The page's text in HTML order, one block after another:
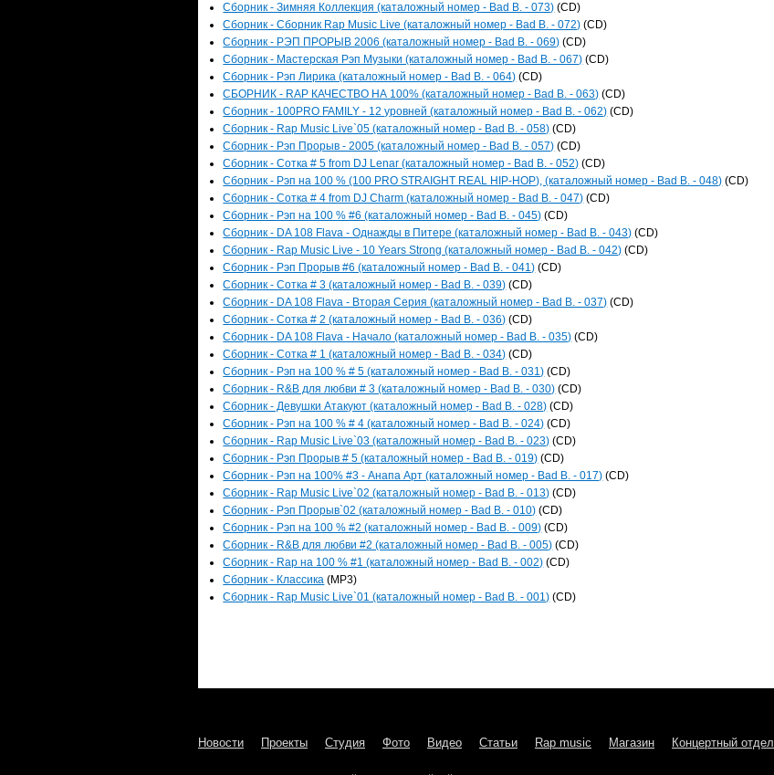
Сборник - Зимняя Коллекция (каталожный номер - Bad B. - 073) (CD)
Сборник - Сборник Rap Music Live (каталожный номер - Bad B. - 072) (CD)
Сборник - РЭП ПРОРЫВ 2006 (каталожный номер - Bad B. - 069) (CD)
Сборник - Мастерская Рэп Музыки (каталожный номер - Bad B. - 067) (CD)
Сборник - Рэп Лирика (каталожный номер - Bad B. - 064) (CD)
СБОРНИК - RAP КАЧЕСТВО НА 100% (каталожный номер - Bad B. - 063) (CD)
Сборник - 100PRO FAMILY - 12 уровней (каталожный номер - Bad B. - 062) (CD)
Сборник - Rap Music Live`05 (каталожный номер - Bad B. - 058) (CD)
Сборник - Рэп Прорыв - 2005 (каталожный номер - Bad B. - 057) (CD)
Сборник - Сотка # 5 from DJ Lenar (каталожный номер - Bad B. - 052) (CD)
Сборник - Рэп на 100 % (100 PRO STRAIGHT REAL HIP-HOP), (каталожный номер - Bad B. - 048) (CD)
Сборник - Сотка # 4 from DJ Charm (каталожный номер - Bad B. - 047) (CD)
Сборник - Рэп на 100 % #6 (каталожный номер - Bad B. - 045) (CD)
Сборник - DA 108 Flava - Однажды в Питере (каталожный номер - Bad B. - 043) (CD)
Сборник - Rap Music Live - 10 Years Strong (каталожный номер - Bad B. - 042) (CD)
Сборник - Рэп Прорыв #6 (каталожный номер - Bad B. - 041) (CD)
Сборник - Сотка # 3 (каталожный номер - Bad B. - 039) (CD)
Сборник - DA 108 Flava - Вторая Серия (каталожный номер - Bad B. - 037) (CD)
Сборник - Сотка # 2 (каталожный номер - Bad B. - 036) (CD)
Сборник - DA 108 Flava - Начало (каталожный номер - Bad B. - 035) (CD)
Сборник - Сотка # 1 (каталожный номер - Bad B. - 034) (CD)
Сборник - Рэп на 100 % # 5 (каталожный номер - Bad B. - 031) (CD)
Сборник - R&B для любви # 3 (каталожный номер - Bad B. - 030) (CD)
Сборник - Девушки Атакуют (каталожный номер - Bad B. - 028) (CD)
Сборник - Рэп на 100 % # 4 (каталожный номер - Bad B. - 024) (CD)
Сборник - Rap Music Live`03 (каталожный номер - Bad B. - 023) (CD)
Сборник - Рэп Прорыв # 5 (каталожный номер - Bad B. - 019) (CD)
Сборник - Рэп на 100% #3 - Анапа Арт (каталожный номер - Bad B. - 017) (CD)
Сборник - Rap Music Live`02 (каталожный номер - Bad B. - 013) (CD)
Сборник - Рэп Прорыв`02 (каталожный номер - Bad B. - 010) (CD)
Сборник - Рэп на 100 % #2 (каталожный номер - Bad B. - 009) (CD)
Сборник - R&B для любви #2 (каталожный номер - Bad B. - 005) (CD)
Сборник - Rap на 100 % #1 (каталожный номер - Bad B. - 002) (CD)
Сборник - Классика (MP3)
Сборник - Rap Music Live`01 (каталожный номер - Bad B. - 001) (CD)
Новости Проекты Студия Фото Видео Статьи Rap music Магазин Концертный отдел